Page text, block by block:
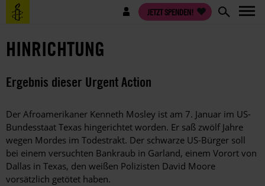
Direkt
zum
Benutzermenü JETZT SPENDEN!
HINRICHTUNG
Ergebnis dieser Urgent Action
Der Afroamerikaner Kenneth Mosley ist am 7. Januar im US-
Bundesstaat Texas hingerichtet worden. Er saß zwölf Jahre
wegen Mordes im Todestrakt. Der schwarze US-Bürger soll
bei einem versuchten Bankraub in Garland, einem Vorort von
Dallas in Texas, den weißen Polizisten David Moore
vorsätzlich getötet haben.